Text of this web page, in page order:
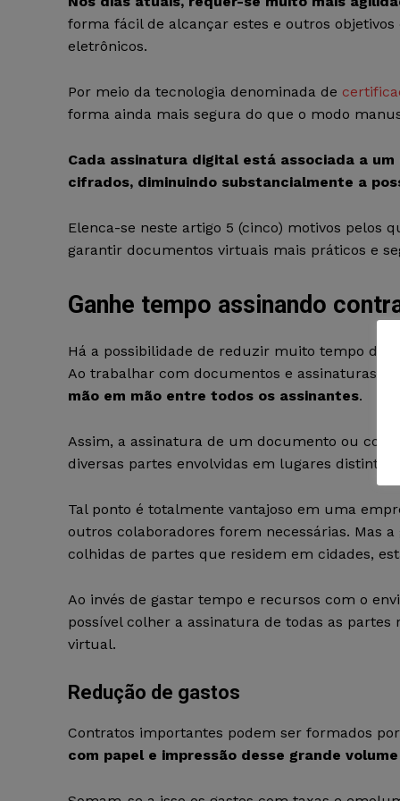
forma fácil de alcançar estes e outros objetivos
eletrônicos.
Por meio da tecnologia denominada de
forma ainda mais segura do que o modo
Cada assinatura digital está associada a um
cifrados, diminuindo substancialmente a
Elenca-se neste artigo 5 (cinco) motivos pelos
garantir documentos virtuais mais práticos e
Ganhe tempo assinando
Há a possibilidade de reduzir muito tempo de
Ao trabalhar com documentos e assinaturas
mão em mão entre todos os assinantes.
Assim, a assinatura de um documento ou
diversas partes envolvidas em lugares distintos.
Tal ponto é totalmente vantajoso em uma
outros colaboradores forem necessárias. Mas
colhidas de partes que residem em cidades,
Ao invés de gastar tempo e recursos com o
possível colher a assinatura de todas as
virtual.
Redução de gastos
Contratos importantes podem ser formados
com papel e impressão desse grande